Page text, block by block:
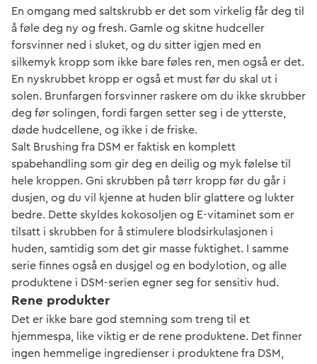
En omgang med saltskrubb er det som virkelig får deg til
å føle deg ny og fresh. Gamle og skitne hudceller
forsvinner ned i sluket, og du sitter igjen med en
silkemyk kropp som ikke bare føles ren, men også er det.
En nyskrubbet kropp er også et must før du skal ut i
solen. Brunfargen forsvinner raskere om du ikke skrubber
deg før solingen, fordi fargen setter seg i de ytterste,
døde hudcellene, og ikke i de friske.
Salt Brushing fra DSM er faktisk en komplett
spabehandling som gir deg en deilig og myk følelse til
hele kroppen. Gni skrubben på tørr kropp før du går i
dusjen, og du vil kjenne at huden blir glattere og lukter
bedre. Dette skyldes kokosoljen og E-vitaminet som er
tilsatt i skrubben for å stimulere blodsirkulasjonen i
huden, samtidig som det gir masse fuktighet. I samme
serie finnes også en dusjgel og en bodylotion, og alle
produktene i DSM-serien egner seg for sensitiv hud.
Rene produkter
Det er ikke bare god stemning som treng til et
hjemmespa, like viktig er de rene produktene. Det finner
ingen hemmelige ingredienser i produktene fra DSM,